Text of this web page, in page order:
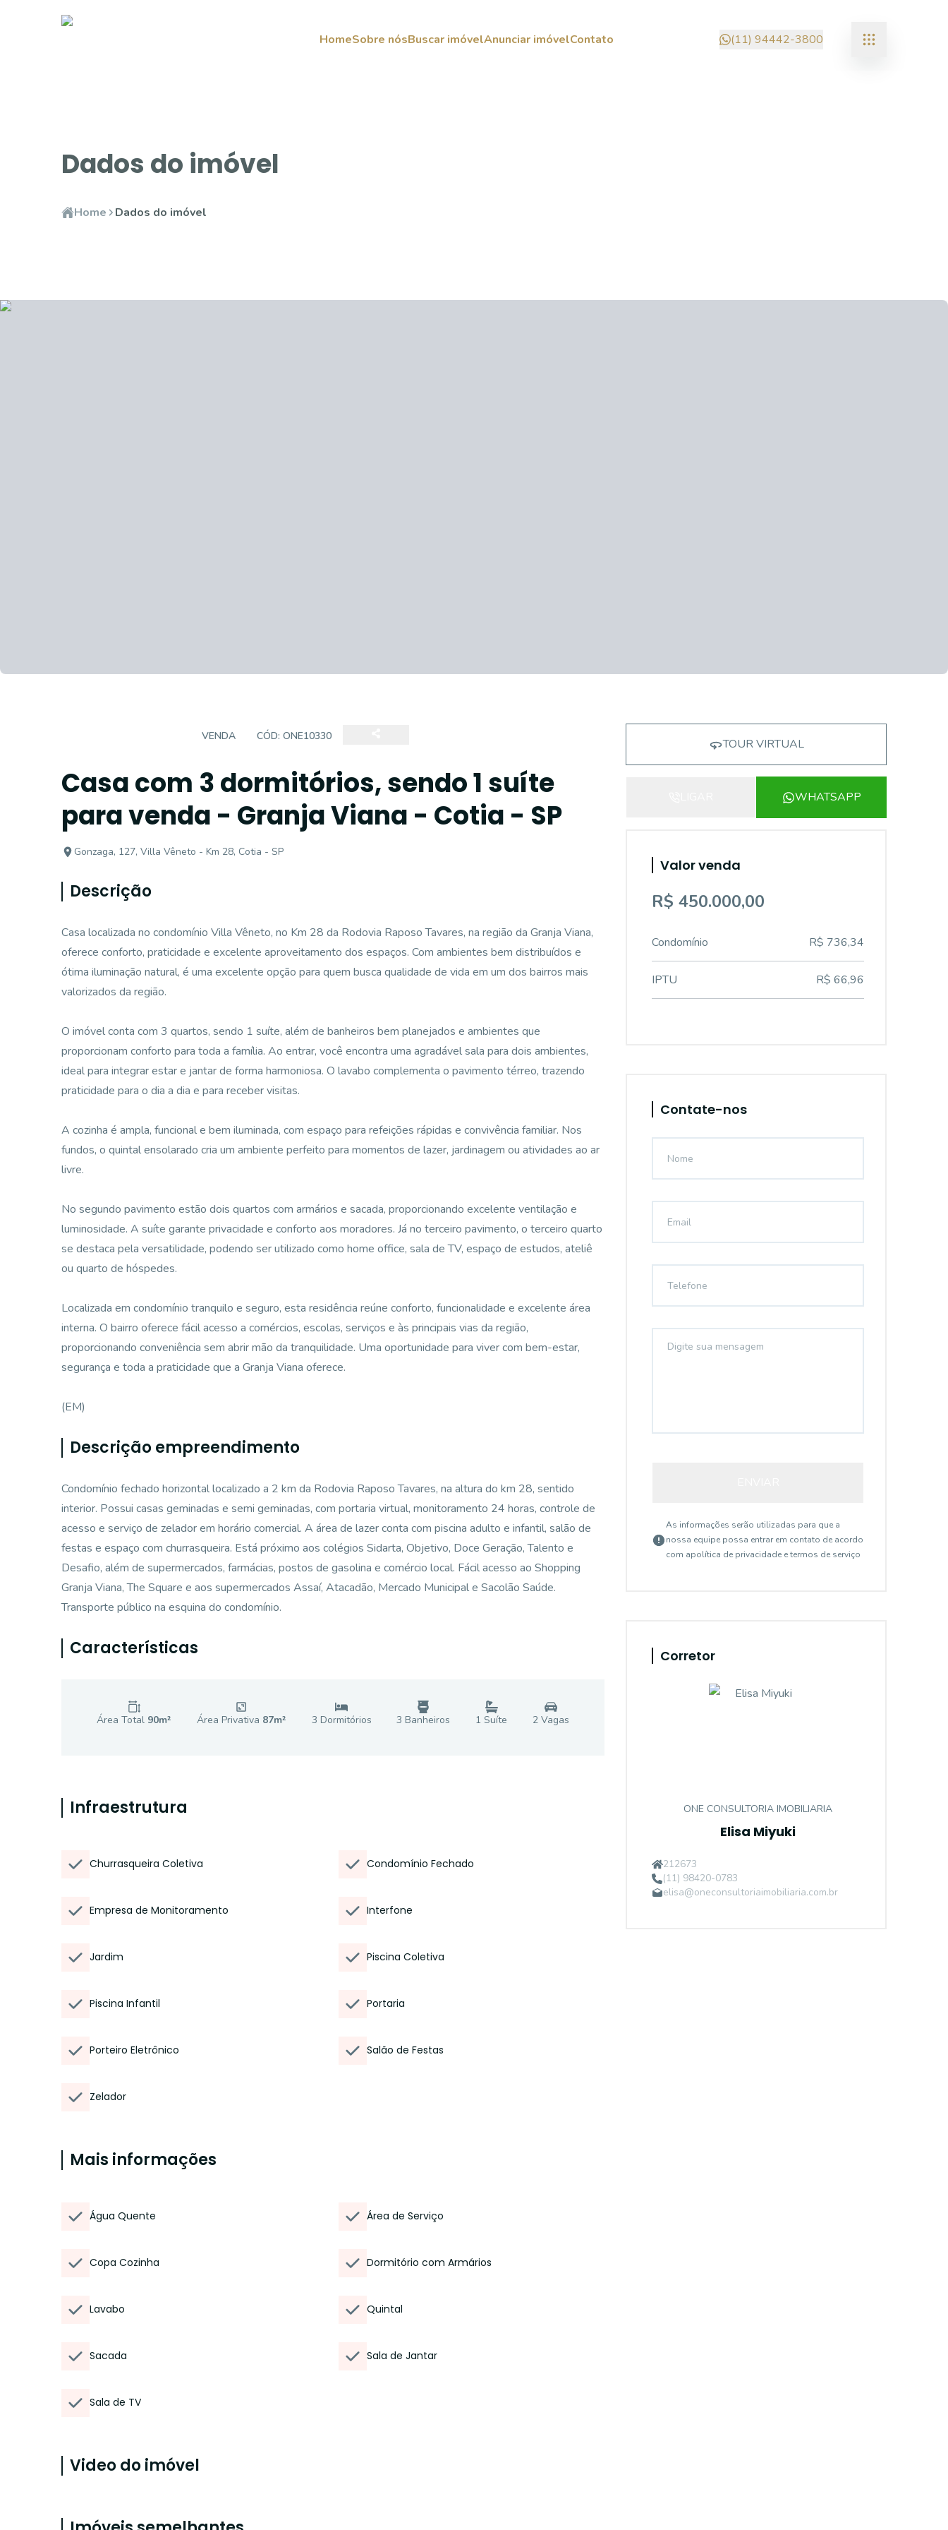
HomeSobre nósBuscar imóvelAnunciar imóvelContato (11) 94442-3800
Dados do imóvel
Home Dados do imóvel
VENDA CÓD: ONE10330
Casa com 3 dormitórios, sendo 1 suíte
para venda - Granja Viana - Cotia - SP
Gonzaga, 127, Villa Vêneto - Km 28, Cotia - SP
Descrição
Casa localizada no condomínio Villa Vêneto, no Km 28 da Rodovia Raposo Tavares, na região da Granja Viana,
oferece conforto, praticidade e excelente aproveitamento dos espaços. Com ambientes bem distribuídos e
ótima iluminação natural, é uma excelente opção para quem busca qualidade de vida em um dos bairros mais
valorizados da região.
O imóvel conta com 3 quartos, sendo 1 suíte, além de banheiros bem planejados e ambientes que
proporcionam conforto para toda a família. Ao entrar, você encontra uma agradável sala para dois ambientes,
ideal para integrar estar e jantar de forma harmoniosa. O lavabo complementa o pavimento térreo, trazendo
praticidade para o dia a dia e para receber visitas.
A cozinha é ampla, funcional e bem iluminada, com espaço para refeições rápidas e convivência familiar. Nos
fundos, o quintal ensolarado cria um ambiente perfeito para momentos de lazer, jardinagem ou atividades ao ar
livre.
No segundo pavimento estão dois quartos com armários e sacada, proporcionando excelente ventilação e
luminosidade. A suíte garante privacidade e conforto aos moradores. Já no terceiro pavimento, o terceiro quarto
se destaca pela versatilidade, podendo ser utilizado como home office, sala de TV, espaço de estudos, ateliê
ou quarto de hóspedes.
Localizada em condomínio tranquilo e seguro, esta residência reúne conforto, funcionalidade e excelente área
interna. O bairro oferece fácil acesso a comércios, escolas, serviços e às principais vias da região,
proporcionando conveniência sem abrir mão da tranquilidade. Uma oportunidade para viver com bem-estar,
segurança e toda a praticidade que a Granja Viana oferece.
(EM)
Descrição empreendimento
Condomínio fechado horizontal localizado a 2 km da Rodovia Raposo Tavares, na altura do km 28, sentido
interior. Possui casas geminadas e semi geminadas, com portaria virtual, monitoramento 24 horas, controle de
acesso e serviço de zelador em horário comercial. A área de lazer conta com piscina adulto e infantil, salão de
festas e espaço com churrasqueira. Está próximo aos colégios Sidarta, Objetivo, Doce Geração, Talento e
Desafio, além de supermercados, farmácias, postos de gasolina e comércio local. Fácil acesso ao Shopping
Granja Viana, The Square e aos supermercados Assaí, Atacadão, Mercado Municipal e Sacolão Saúde.
Transporte público na esquina do condomínio.
Características
Área Total 90m² Área Privativa 87m² 3 Dormitórios 3 Banheiros 1 Suíte 2Vagas
Infraestrutura
Churrasqueira Coletiva Condomínio Fechado
Empresa de Monitoramento Interfone
Jardim Piscina Coletiva
Piscina Infantil Portaria
Porteiro Eletrônico Salão de Festas
Zelador
Mais informações
Água Quente Área de Serviço
Copa Cozinha Dormitório com Armários
Lavabo Quintal
Sacada Sala de Jantar
Sala de TV
Video do imóvel
TOUR VIRTUAL
WHATSAPP
Valor venda
R$ 450.000,00
Condomínio R$ 736,34
IPTU R$ 66,96
Contate-nos
As informações serão utilizadas para que a
nossa equipe possa entrar em contato de acordo
com apolítica de privacidade e termos de serviço
Corretor
ONE CONSULTORIA IMOBILIARIA
Elisa Miyuki
212673
(11) 98420-0783
elisa@oneconsultoriaimobiliaria.com.br